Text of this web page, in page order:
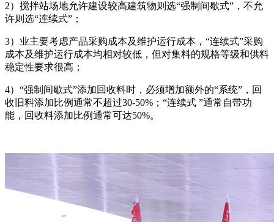
2）搅拌站场地允许建设较高建筑物则选“强制间歇式”，不允
许则选“连续式”；
3）业主要考虑产品采购成本及维护运行成本，“连续式”采购
成本及维护运行成本均相对较低，但对集料的规格等级和供料
稳定性要求很高；
4）“强制间歇式”添加回收料时，必须增加额外的“系统”，回
收旧料添加比例通常不超过30-50%；“连续式 ”通常自带功
能，回收料添加比例通常可达50%。